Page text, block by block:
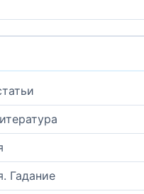
Гадание